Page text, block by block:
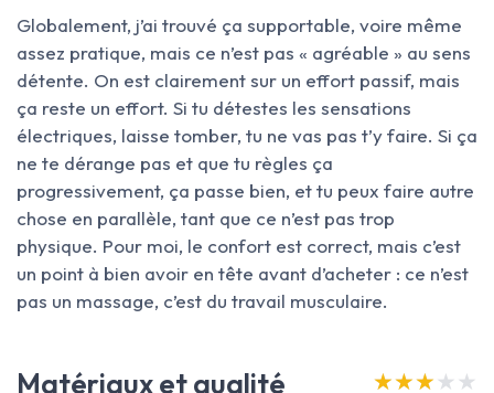
Globalement, j’ai trouvé ça supportable, voire même
assez pratique, mais ce n’est pas « agréable » au sens
détente. On est clairement sur un effort passif, mais
ça reste un effort. Si tu détestes les sensations
électriques, laisse tomber, tu ne vas pas t’y faire. Si ça
ne te dérange pas et que tu règles ça
progressivement, ça passe bien, et tu peux faire autre
chose en parallèle, tant que ce n’est pas trop
physique. Pour moi, le confort est correct, mais c’est
un point à bien avoir en tête avant d’acheter : ce n’est
pas un massage, c’est du travail musculaire.
Matériaux et qualité
★★★★★
★★★★★